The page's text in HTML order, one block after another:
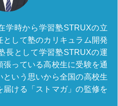
学時から学習塾STRUXの立
して塾のカリキュラム開発
長として学習塾STRUXの運
っている高校生に受験を通
という思いから全国の高校生
ける「ストマガ」の監修を